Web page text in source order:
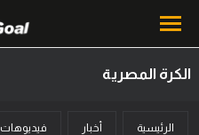
الكرة المصرية
الرئيسية أخبار فيديوهات